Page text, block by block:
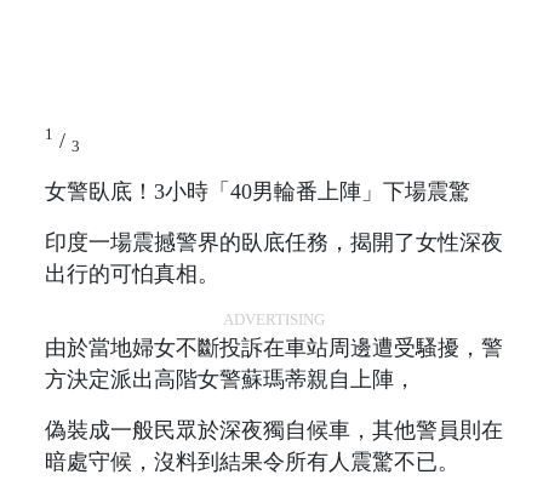
1 / 3
女警臥底！3小時「40男輪番上陣」下場震驚
印度一場震撼警界的臥底任務，揭開了女性深夜
出行的可怕真相。
ADVERTISING
由於當地婦女不斷投訴在車站周邊遭受騷擾，警
方決定派出高階女警蘇瑪蒂親自上陣，
偽裝成一般民眾於深夜獨自候車，其他警員則在
暗處守候，沒料到結果令所有人震驚不已。